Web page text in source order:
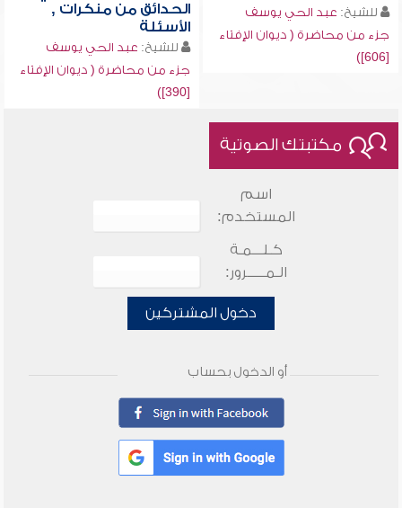
للشيخ: عبد الحي يوسف
جزء من محاضرة ( ديوان الإفتاء
[606])
الحدائق من منكرات ,
الأسئلة
للشيخ: عبد الحي يوسف
جزء من محاضرة ( ديوان الإفتاء
[390])
مكتبتك الصوتية
اسم
المستخدم:
كـلـــمـة
الـمـــــرور:
دخول المشتركين
أو الدخول بحساب